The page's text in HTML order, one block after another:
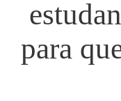
para